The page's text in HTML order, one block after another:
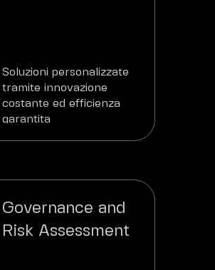
Soluzioni personalizzate
tramite innovazione
costante ed efficienza
garantita
Governance and
Risk Assessment